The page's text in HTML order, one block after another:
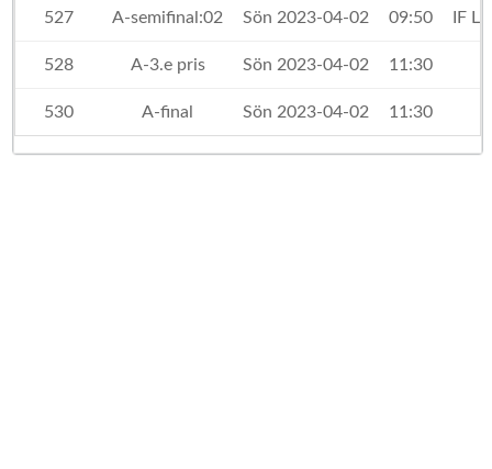
527 A-semifinal:02 Sön 2023-04-02 09:50 IF
528 A-3.e pris Sön 2023-04-02 11:30
530 A-final Sön 2023-04-02 11:30